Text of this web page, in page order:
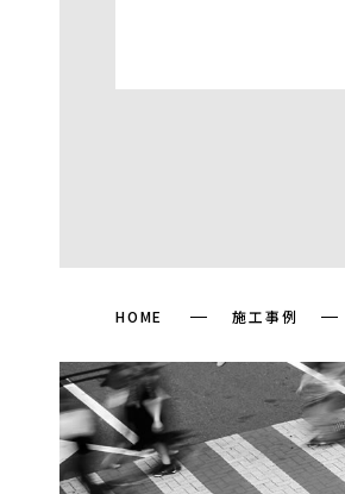
HOME 施工事例